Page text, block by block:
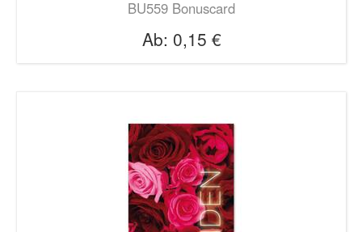
BU559 Bonuscard
Ab: 0,15 €